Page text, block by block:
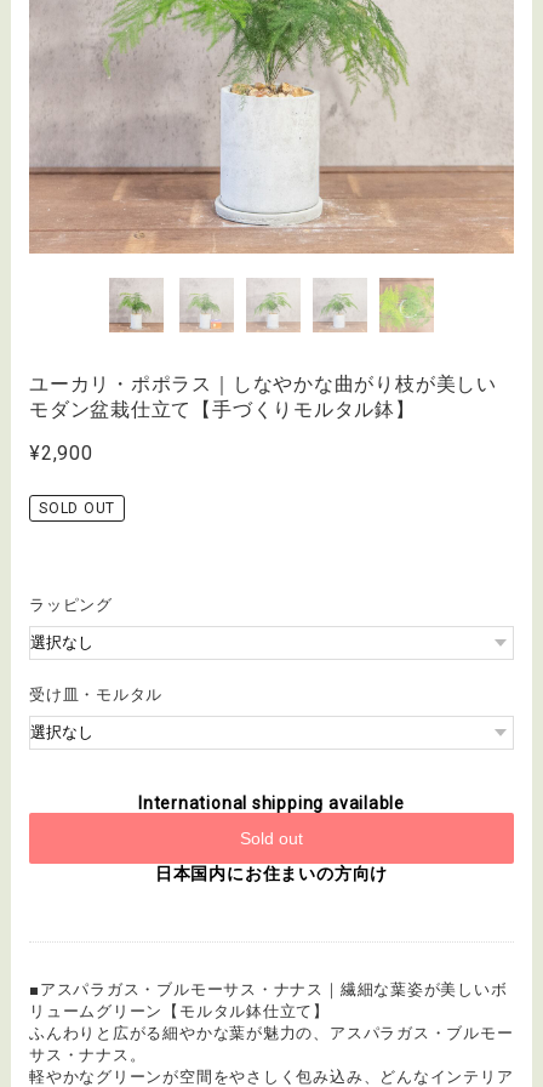
ユーカリ・ポポラス｜しなやかな曲がり枝が美しい
モダン盆栽仕立て【手づくりモルタル鉢】
¥2,900
SOLD OUT
ラッピング
受け皿・モルタル
International shipping available
Sold out
日本国内にお住まいの方向け
■アスパラガス・ブルモーサス・ナナス｜繊細な葉姿が美しいボ
リュームグリーン【モルタル鉢仕立て】
ふんわりと広がる細やかな葉が魅力の、アスパラガス・ブルモー
サス・ナナス。
軽やかなグリーンが空間をやさしく包み込み、どんなインテリア